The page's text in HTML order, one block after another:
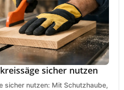
sicher nutzen
sicher nutzen: Mit Schutzhaube,